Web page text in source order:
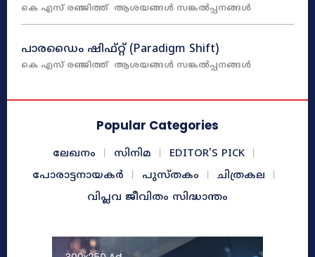
കെ എസ് രഞ്ജിത്ത് ആശയങ്ങൾ സങ്കൽപ്പനങ്ങൾ
പാരഡൈം ഷിഫ്റ്റ് (Paradigm Shift)
കെ എസ് രഞ്ജിത്ത് ആശയങ്ങൾ സങ്കൽപ്പനങ്ങൾ
Popular Categories
ലേഖനം സിനിമ
EDITOR'S PICK
പോരാട്ടനായകർ
പുസ്തകം
ചിത്രകല
വിപ്ലവ ജീവിതം സിദ്ധാന്തം